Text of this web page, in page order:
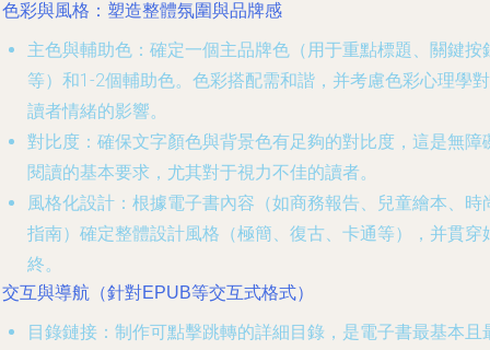
彩與風格：塑造整體氛圍與品牌感
主色與輔助色 ：確定一個主品牌色（用于重點標題、關鍵按
等）和1-2個輔助色。色彩搭配需和諧，并考慮色彩心理學對
讀者情緒的影響。
對比度 ：確保文字顏色與背景色有足夠的對比度，這是無障
閱讀的基本要求，尤其對于視力不佳的讀者。
風格化設計 ：根據電子書內容（如商務報告、兒童繪本、時
指南）確定整體設計風格（極簡、復古、卡通等），并貫穿
終。
互與導航（針對EPUB等交互式格式）
目錄鏈接 ：制作可點擊跳轉的詳細目錄，是電子書最基本且